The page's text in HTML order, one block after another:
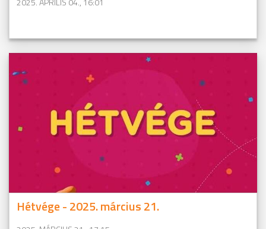
Hétvége - 2025. március 21.